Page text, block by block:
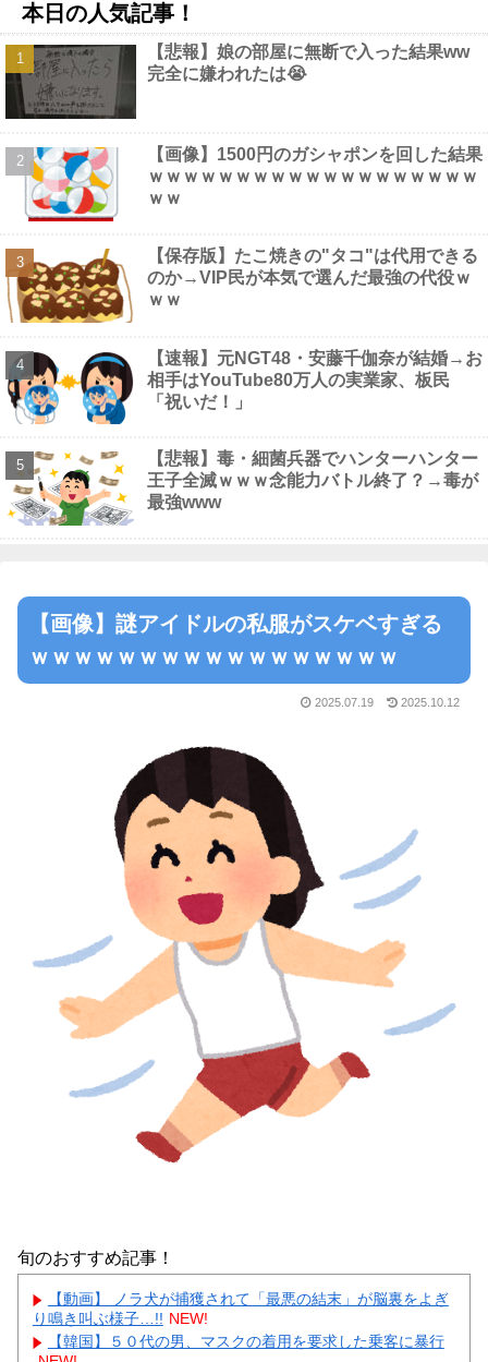
NEW!
【画像】 本田紗来さん、とうとうお姉ちゃんより巨乳化してしま
うｗｗｗｗｗｗ
NEW!
海外「日本なんて行くんじゃなかった…」 日本を知ってしまった
ディズニー信者、帰国後『本家』に失望する事態に他
ペレスとキャデラックF1の契約は2026年の1年のみ、2027年に向
【画像】 靴屋の女子店員さん、お尻の割れ目ががっつり出てしま
うｗｗｗｗｗｗｗ
NEW!
【画像】 セクシー女優・谷原希美、ナマ乳が最高にヌケるぞ
NEW!
本日の人気記事！
【悲報】娘の部屋に無断で入った結果ww
完全に嫌われたは😭
【画像】1500円のガシャポンを回した結果
ｗｗｗｗｗｗｗｗｗｗｗｗｗｗｗｗｗｗｗ
ｗｗ
【保存版】たこ焼きの"タコ"は代用できる
のか→VIP民が本気で選んだ最強の代役ｗ
ｗｗ
【速報】元NGT48・安藤千伽奈が結婚→お
相手はYouTube80万人の実業家、板民
「祝いだ！」
【悲報】毒・細菌兵器でハンターハンター
王子全滅ｗｗｗ念能力バトル終了？→毒が
最強www
【画像】謎アイドルの私服がスケベすぎる
ｗｗｗｗｗｗｗｗｗｗｗｗｗｗｗｗｗ
2025.07.19 2025.10.12
旬のおすすめ記事！
【動画】 ノラ犬が捕獲されて「最悪の結末」が脳裏をよぎ
り鳴き叫ぶ様子…!! NEW!
【韓国】５０代の男、マスクの着用を要求した乗客に暴行